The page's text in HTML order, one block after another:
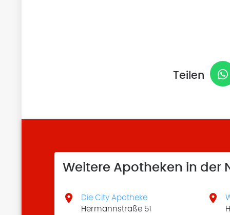
Teilen
Weitere Apotheken in der

Die City Apotheke
Hermannstraße 51
